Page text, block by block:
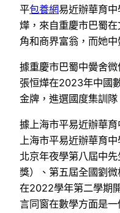
平包養網易近辦華育
燁，來自重慶市巴蜀
角和商界富翁，而她中
據重慶市巴蜀中黌舍
張恒燁在2023年中國
金牌，進選國度集訓隊
據上海市平易近辦華
上海市平易近辦華育
北京年夜學第八屆中
獎）、第五屆全國劉
在2022學年第二學期
言同窗在數學方面是